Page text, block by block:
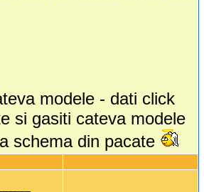
modele - dati click
si gasiti cateva modele
schema din pacate